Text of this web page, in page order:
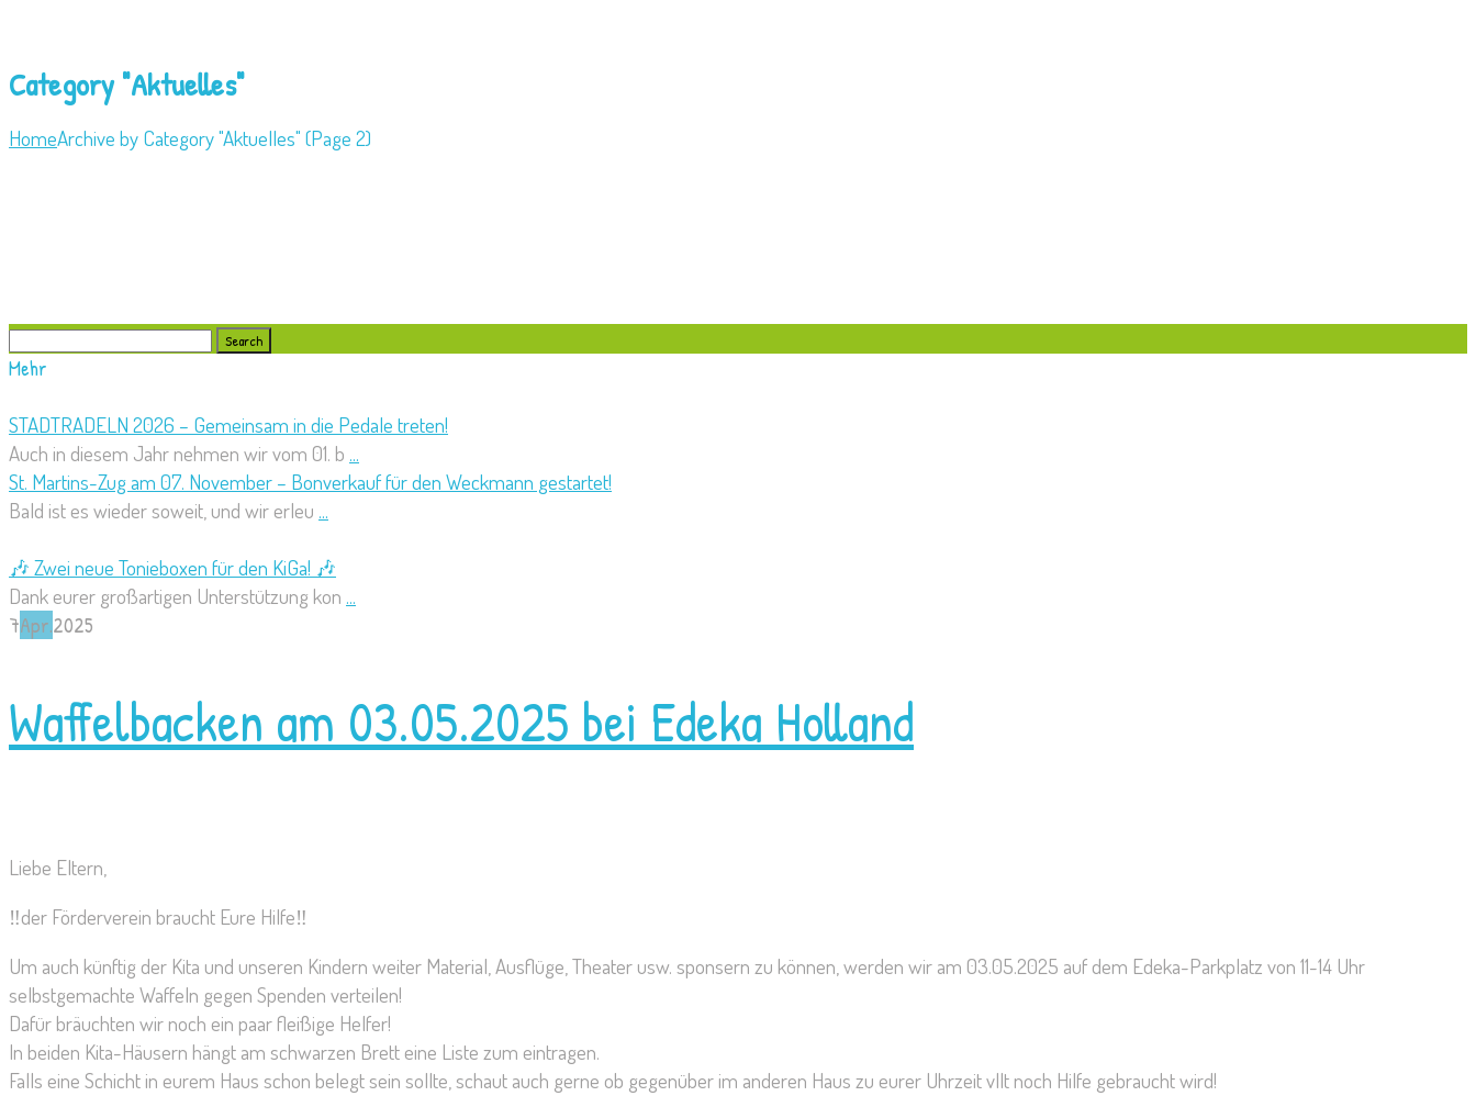
Category "Aktuelles"
HomeArchive by Category "Aktuelles" (Page 2)
Search
for:
Mehr
STADTRADELN 2026 – Gemeinsam in die Pedale treten!
Auch in diesem Jahr nehmen wir vom 01. b ...
St. Martins-Zug am 07. November – Bonverkauf für den Weckmann gestartet!
Bald ist es wieder soweit, und wir erleu ...
🎶 Zwei neue Tonieboxen für den KiGa! 🎶
Dank eurer großartigen Unterstützung kon ...
7Apr.2025
Waffelbacken am 03.05.2025 bei Edeka Holland
Liebe Eltern,
‼️der Förderverein braucht Eure Hilfe‼️
Um auch künftig der Kita und unseren Kindern weiter Material, Ausflüge, Theater usw. sponsern zu können, werden wir am 03.05.2025 auf dem Edeka-Parkplatz von 11-14 Uhr
selbstgemachte Waffeln gegen Spenden verteilen!
Dafür bräuchten wir noch ein paar fleißige Helfer!
In beiden Kita-Häusern hängt am schwarzen Brett eine Liste zum eintragen.
Falls eine Schicht in eurem Haus schon belegt sein sollte, schaut auch gerne ob gegenüber im anderen Haus zu eurer Uhrzeit vllt noch Hilfe gebraucht wird!